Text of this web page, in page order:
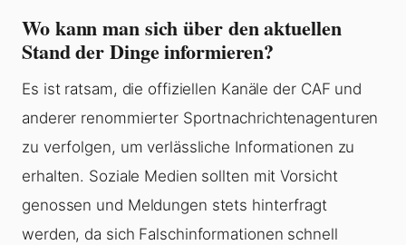
Wo kann man sich über den aktuellen
Stand der Dinge informieren?
Es ist ratsam, die offiziellen Kanäle der CAF und
anderer renommierter Sportnachrichtenagenturen
zu verfolgen, um verlässliche Informationen zu
erhalten. Soziale Medien sollten mit Vorsicht
genossen und Meldungen stets hinterfragt
werden, da sich Falschinformationen schnell